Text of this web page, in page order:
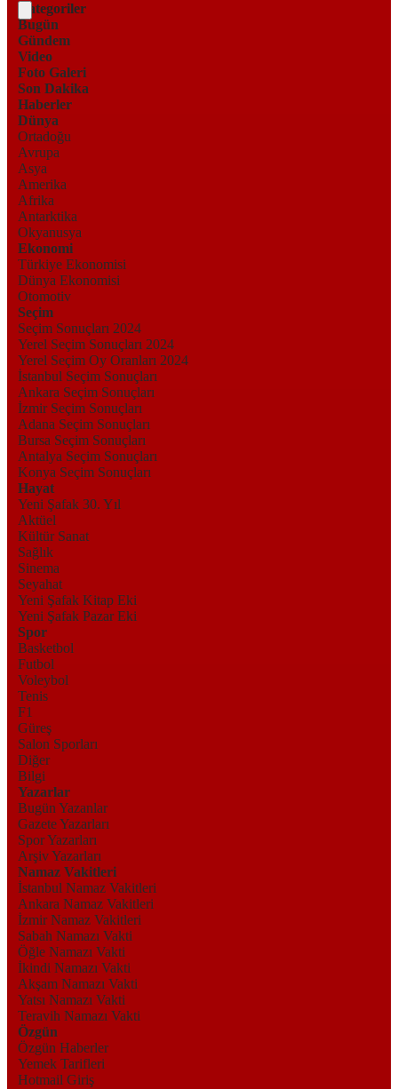
Kategoriler
Bugün
Gündem
Video
Foto Galeri
Son Dakika
Haberler
Dünya
Ortadoğu
Avrupa
Asya
Amerika
Afrika
Antarktika
Okyanusya
Ekonomi
Türkiye Ekonomisi
Dünya Ekonomisi
Otomotiv
Seçim
Seçim Sonuçları 2024
Yerel Seçim Sonuçları 2024
Yerel Seçim Oy Oranları 2024
İstanbul Seçim Sonuçları
Ankara Seçim Sonuçları
İzmir Seçim Sonuçları
Adana Seçim Sonuçları
Bursa Seçim Sonuçları
Antalya Seçim Sonuçları
Konya Seçim Sonuçları
Hayat
Yeni Şafak 30. Yıl
Aktüel
Kültür Sanat
Sağlık
Sinema
Seyahat
Yeni Şafak Kitap Eki
Yeni Şafak Pazar Eki
Spor
Basketbol
Futbol
Voleybol
Tenis
F1
Güreş
Salon Sporları
Diğer
Bilgi
Yazarlar
Bugün Yazanlar
Gazete Yazarları
Spor Yazarları
Arşiv Yazarları
Namaz Vakitleri
İstanbul Namaz Vakitleri
Ankara Namaz Vakitleri
İzmir Namaz Vakitleri
Sabah Namazı Vakti
Öğle Namazı Vakti
İkindi Namazı Vakti
Akşam Namazı Vakti
Yatsı Namazı Vakti
Teravih Namazı Vakti
Özgün
Özgün Haberler
Yemek Tarifleri
Hotmail Giriş